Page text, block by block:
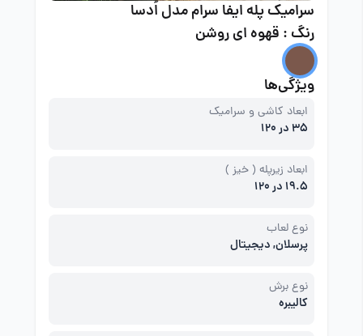
سرامیک پله ایفا سرام مدل اُدسا
رنگ : قهوه ای روشن
ویژگی‌ها
ابعاد کاشی و سرامیک
35 در 120
ابعاد زیرپله ( خیز )
19.5 در 120
نوع لعاب
پرسلان, دیجیتال
نوع برش
کالیبره